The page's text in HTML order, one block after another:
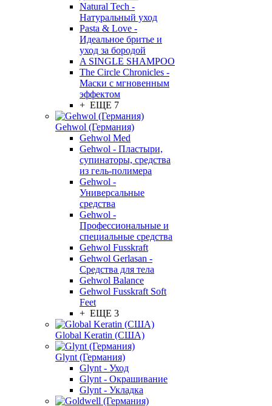
Natural Tech -
Натуральный уход
Pasta & Love -
Идеальное бритье и
уход за бородой
A SINGLE SHAMPOO
The Circle Chronicles -
Маски с мгновенным
эффектом
+ ЕЩЕ 7
Gehwol (Германия)
Gehwol Med
Gehwol - Пластыри,
супинаторы, средства
из гель-полимера
Gehwol -
Универсальные
средства
Gehwol -
Профессиональные и
специальные средства
Gehwol Fusskraft
Gehwol Gerlasan -
Средства для тела
Gehwol Balance
Gehwol Fusskraft Soft
Feet
+ ЕЩЕ 3
Global Keratin (США)
Glynt (Германия)
Glynt - Уход
Glynt - Окрашивание
Glynt - Укладка